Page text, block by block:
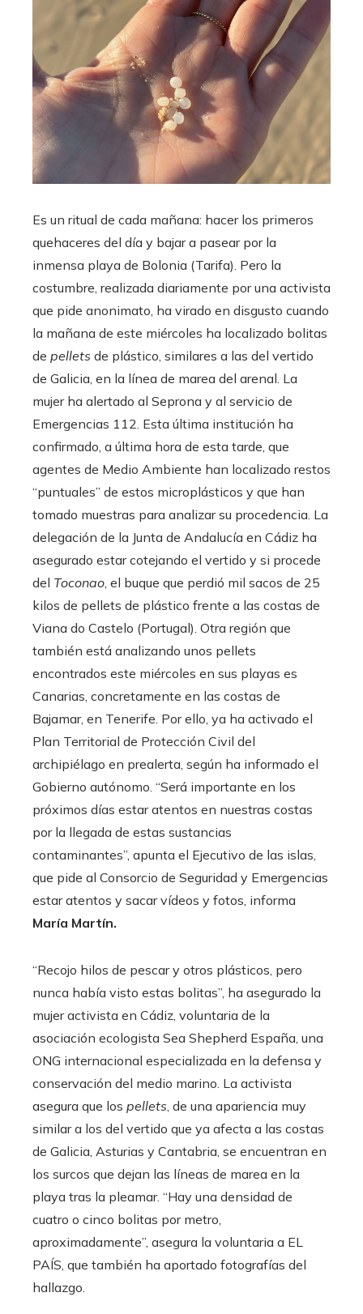
Es un ritual de cada mañana: hacer los primeros
quehaceres del día y bajar a pasear por la
inmensa playa de Bolonia (Tarifa). Pero la
costumbre, realizada diariamente por una activista
que pide anonimato, ha virado en disgusto cuando
la mañana de este miércoles ha localizado bolitas
de pellets de plástico, similares a las del vertido
de Galicia, en la línea de marea del arenal. La
mujer ha alertado al Seprona y al servicio de
Emergencias 112. Esta última institución ha
confirmado, a última hora de esta tarde, que
agentes de Medio Ambiente han localizado restos
“puntuales” de estos microplásticos y que han
tomado muestras para analizar su procedencia. La
delegación de la Junta de Andalucía en Cádiz ha
asegurado estar cotejando el vertido y si procede
del Toconao , el buque que perdió mil sacos de 25
kilos de pellets de plástico frente a las costas de
Viana do Castelo (Portugal). Otra región que
también está analizando unos pellets
encontrados este miércoles en sus playas es
Canarias, concretamente en las costas de
Bajamar, en Tenerife. Por ello, ya ha activado el
Plan Territorial de Protección Civil del
archipiélago en prealerta, según ha informado el
Gobierno autónomo. “Será importante en los
próximos días estar atentos en nuestras costas
por la llegada de estas sustancias
contaminantes”, apunta el Ejecutivo de las islas,
que pide al Consorcio de Seguridad y Emergencias
estar atentos y sacar vídeos y fotos, informa
María Martín.
“Recojo hilos de pescar y otros plásticos, pero
nunca había visto estas bolitas”, ha asegurado la
mujer activista en Cádiz, voluntaria de la
asociación ecologista Sea Shepherd España, una
ONG internacional especializada en la defensa y
conservación del medio marino. La activista
asegura que los pellets , de una apariencia muy
similar a los del vertido que ya afecta a las costas
de Galicia, Asturias y Cantabria, se encuentran en
los surcos que dejan las líneas de marea en la
playa tras la pleamar. “Hay una densidad de
cuatro o cinco bolitas por metro,
aproximadamente”, asegura la voluntaria a EL
PAÍS, que también ha aportado fotografías del
hallazgo.